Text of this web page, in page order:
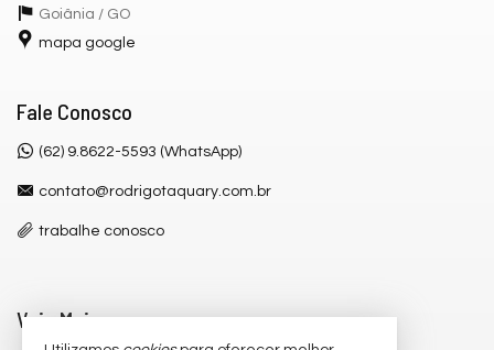
Goiânia / GO
mapa google
Fale Conosco
(62) 9.8622-5593 (WhatsApp)
contato@rodrigotaquary.com.br
trabalhe conosco
Veja Mais